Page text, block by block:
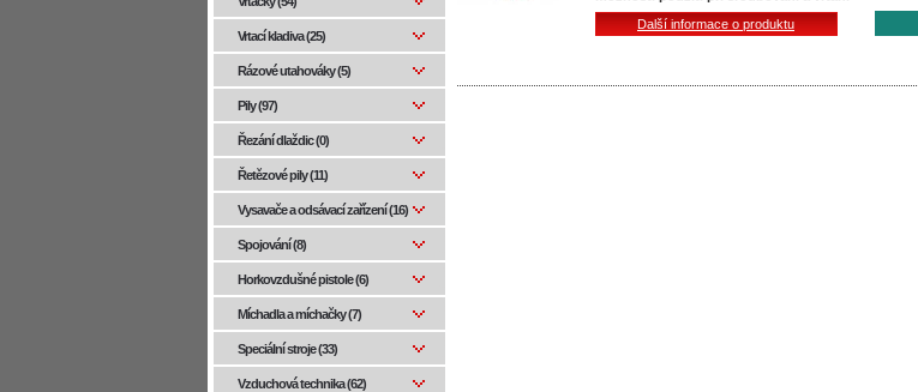
Další informace o produktu
Vrtací kladiva (25)
Rázové utahováky (5)
Pily (97)
Řezání dlaždic (0)
Řetězové pily (11)
Vysavače a odsávací zařízení (16)
Spojování (8)
Horkovzdušné pistole (6)
Míchadla a míchačky (7)
Speciální stroje (33)
Vzduchová technika (62)